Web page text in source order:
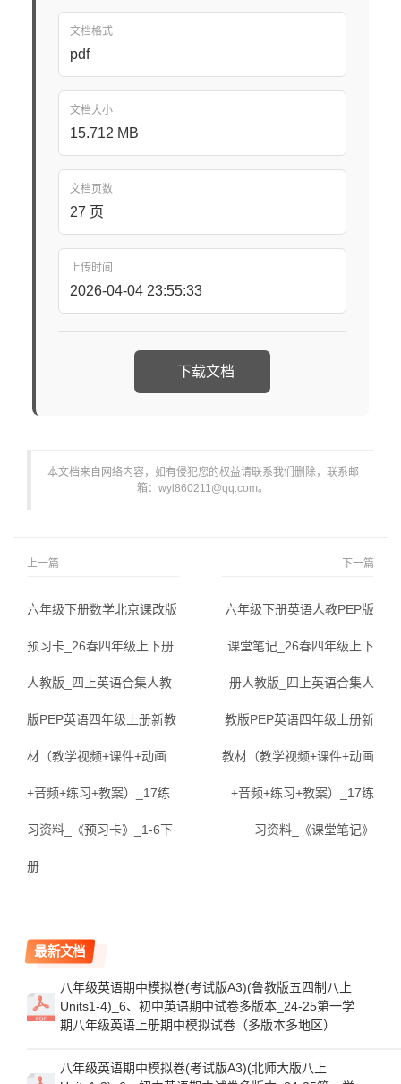
文档格式
pdf
文档大小
15.712 MB
文档页数
27 页
上传时间
2026-04-04 23:55:33
下载文档
本文档来自网络内容，如有侵犯您的权益请联系我们删除，联系邮
箱：wyl860211@qq.com。
上一篇
六年级下册数学北京课改版
预习卡_26春四年级上下册
人教版_四上英语合集人教
版PEP英语四年级上册新教
材（教学视频+课件+动画
+音频+练习+教案）_17练
习资料_《预习卡》_1-6下
册
下一篇
六年级下册英语人教PEP版
课堂笔记_26春四年级上下
册人教版_四上英语合集人
教版PEP英语四年级上册新
教材（教学视频+课件+动画
+音频+练习+教案）_17练
习资料_《课堂笔记》
最新文档
八年级英语期中模拟卷(考试版A3)(鲁教版五四制八上
Units1-4)_6、初中英语期中试卷多版本_24-25第一学
期八年级英语上册期中模拟试卷（多版本多地区）
八年级英语期中模拟卷(考试版A3)(北师大版八上